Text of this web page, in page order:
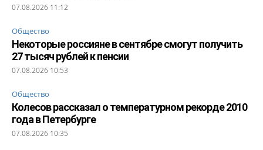
07.08.2026 11:12
Общество
Некоторые россияне в сентябре смогут получить
27 тысяч рублей к пенсии
07.08.2026 10:53
Общество
Колесов рассказал о температурном рекорде 2010
года в Петербурге
07.08.2026 10:35